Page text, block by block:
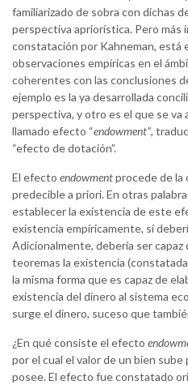
familiarizado de sobra con dichas
perspectiva apriorística. Pero más
constatación por Kahneman, está
observaciones empíricas en el
coherentes con las conclusiones
ejemplo es la ya desarrollada
perspectiva, y otro es el que se va
llamado efecto “endowment”,
“efecto de dotación”.
El efecto endowmentprocede de la
predecible a priori. En otras
establecer la existencia de este
existencia empíricamente, sí
Adicionalmente, debería ser
teoremas la existencia
la misma forma que es capaz de
existencia del dinero al sistema
surge el dinero, suceso que
¿En qué consiste el efecto
por el cual el valor de un bien sube
posee. El efecto fue constatado